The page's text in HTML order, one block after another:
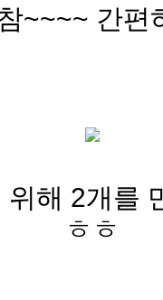
~~~~ 간편
해 2개를
ㅎㅎ